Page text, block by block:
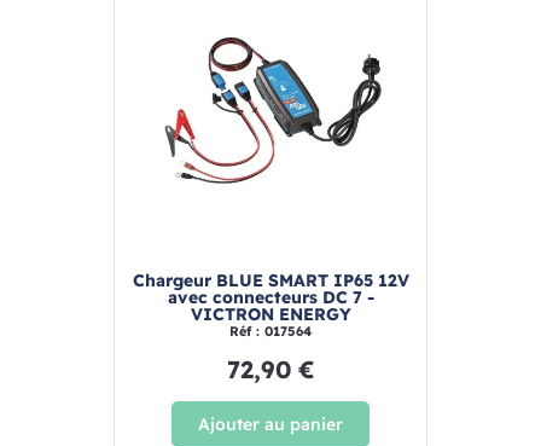
Chargeur BLUE SMART IP65 12V
avec connecteurs DC 7 -
VICTRON ENERGY
Réf : 017564
72,90 €
Ajouter au panier